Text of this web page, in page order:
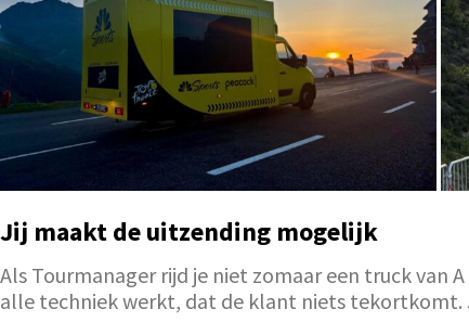
Jij maakt de uitzending mogelijk
Als Tourmanager rijd je niet zomaar een truck van
alle techniek werkt, dat de klant niets